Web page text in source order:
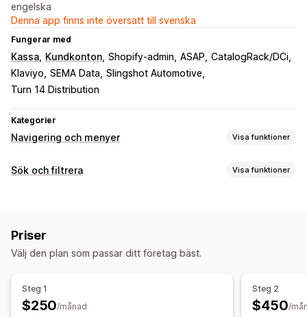
engelska
Denna app finns inte översatt till svenska
Fungerar med
Kassa Kundkonton Shopify-admin ASAP CatalogRack/DCi
Klaviyo SEMA Data Slingshot Automotive
Turn 14 Distribution
Kategorier
Navigering och menyer Visa funktioner
Menystil
Surfning
Länkstig
Oändlig bläddring
Bläddra längst upp
Anpassning
Färg och teckensnitt
Sök och filtrera Visa funktioner
Felstavningstolerans
Sökförslag
Produktrekommendationer
Uteslut resultat
Priser
Välj den plan som passar ditt företag bäst.
Steg 1
$250/månad
Steg 2
$450/